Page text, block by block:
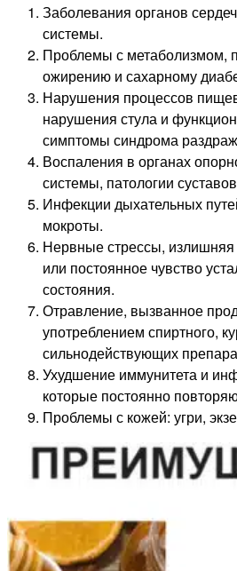
Заболевания органов
системы.
Проблемы с метаболизмом,
ожирению и сахарному
Нарушения процессов
нарушения стула и
симптомы синдрома
Воспаления в органах
системы, патологии
Инфекции дыхательных
мокроты.
Нервные стрессы, излишняя
или постоянное чувство
состояния.
Отравление, вызванное
употреблением спиртного,
сильнодействующих
Ухудшение иммунитета и
которые постоянно
Проблемы с кожей: угри,